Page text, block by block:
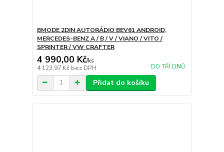
BMODE 2DIN AUTORÁDIO BEV61 ANDROID,
MERCEDES-BENZ A / B / V / VIANO / VITO /
SPRINTER / VW CRAFTER
4 990,00 Kč/ks
4 123,97 Kč bez DPH DO TŘÍ DNŮ
Přidat do košíku